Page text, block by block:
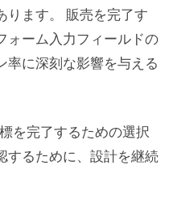
ります。 販売を完了す
ォーム入力フィールドの
率に深刻な影響を与える
を完了するための選択
するために、設計を継続